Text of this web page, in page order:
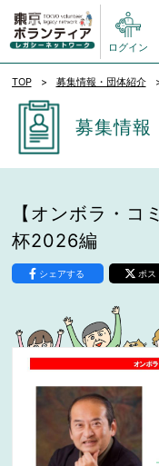
ログイン
TOP 募集情報・団体紹介
募集情報
【オンボラ・
杯2026編
シェアする ポス